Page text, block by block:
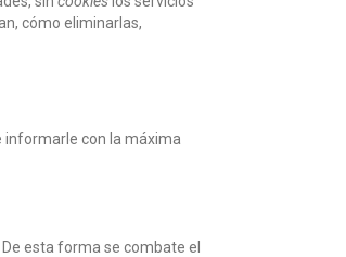
cómo eliminarlas,
informarle con la máxima
esta forma se combate el